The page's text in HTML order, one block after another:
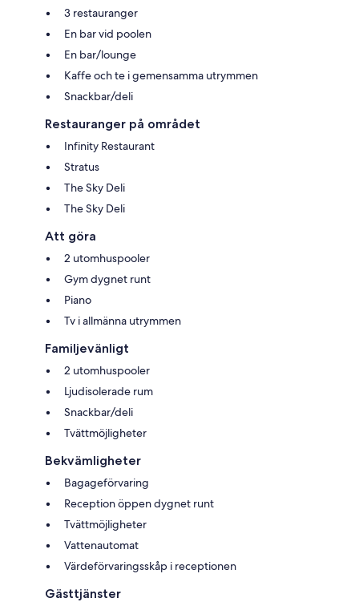
3 restauranger
En bar vid poolen
En bar/lounge
Kaffe och te i gemensamma utrymmen
Snackbar/deli
Restauranger på området
Infinity Restaurant
Stratus
The Sky Deli
The Sky Deli
Att göra
2 utomhuspooler
Gym dygnet runt
Piano
Tv i allmänna utrymmen
Familjevänligt
2 utomhuspooler
Ljudisolerade rum
Snackbar/deli
Tvättmöjligheter
Bekvämligheter
Bagageförvaring
Reception öppen dygnet runt
Tvättmöjligheter
Vattenautomat
Värdeförvaringsskåp i receptionen
Gästtjänster